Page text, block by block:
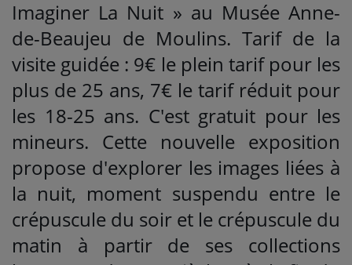
Imaginer La Nuit » au Musée Anne-
de-Beaujeu de Moulins. Tarif de la
visite guidée : 9€ le plein tarif pour les
plus de 25 ans, 7€ le tarif réduit pour
les 18-25 ans. C'est gratuit pour les
mineurs. Cette nouvelle exposition
propose d'explorer les images liées à
la nuit, moment suspendu entre le
crépuscule du soir et le crépuscule du
matin à partir de ses collections